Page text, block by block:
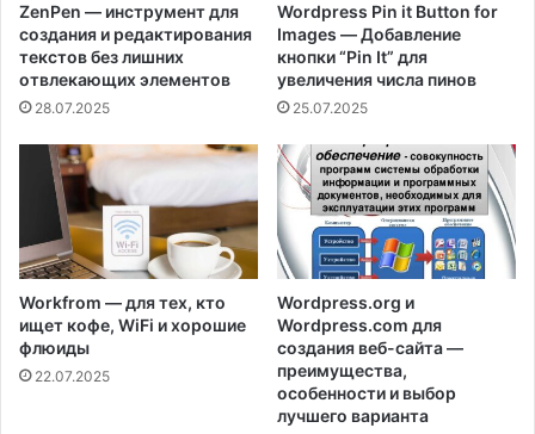
ZenPen — инструмент для
создания и редактирования
текстов без лишних
отвлекающих элементов
28.07.2025
Wordpress Pin it Button for
Images — Добавление
кнопки “Pin It” для
увеличения числа пинов
25.07.2025
Workfrom — для тех, кто
ищет кофе, WiFi и хорошие
флюиды
22.07.2025
Wordpress.org и
Wordpress.com для
создания веб-сайта —
преимущества,
особенности и выбор
лучшего варианта